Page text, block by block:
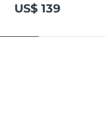
US$ 139